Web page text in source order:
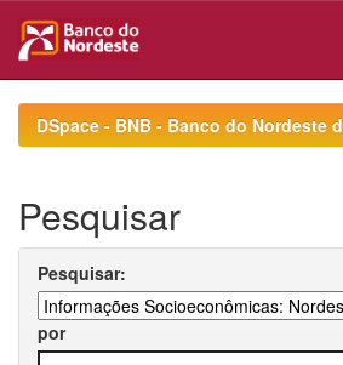
navigationDSpace - BNB - Banco do Nordeste
Pesquisar
Pesquisar:
por